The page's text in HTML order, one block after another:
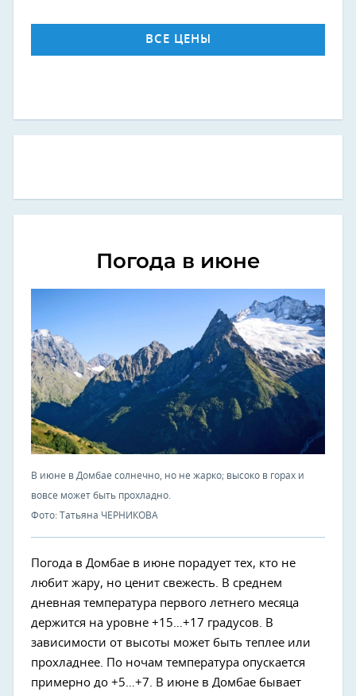
ВСЕ ЦЕНЫ
Погода в июне
В июне в Домбае солнечно, но не жарко; высоко в горах и
вовсе может быть прохладно.
Фото: Татьяна ЧЕРНИКОВА
Погода в Домбае в июне порадует тех, кто не
любит жару, но ценит свежесть. В среднем
дневная температура первого летнего месяца
держится на уровне +15…+17 градусов. В
зависимости от высоты может быть теплее или
прохладнее. По ночам температура опускается
примерно до +5…+7. В июне в Домбае бывает